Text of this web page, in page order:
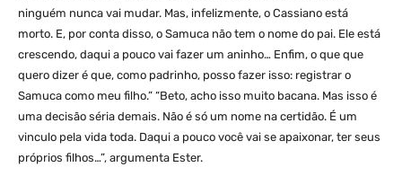
ninguém nunca vai mudar. Mas, infelizmente, o Cassiano está
morto. E, por conta disso, o Samuca não tem o nome do pai. Ele está
crescendo, daqui a pouco vai fazer um aninho… Enfim, o que que
quero dizer é que, como padrinho, posso fazer isso: registrar o
Samuca como meu filho.” “Beto, acho isso muito bacana. Mas isso é
uma decisão séria demais. Não é só um nome na certidão. É um
vinculo pela vida toda. Daqui a pouco você vai se apaixonar, ter seus
próprios filhos…”, argumenta Ester.